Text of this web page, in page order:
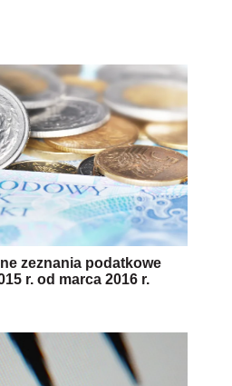
zeznania podatkowe
r. od marca 2016 r.